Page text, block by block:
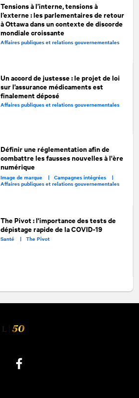
Tensions à l’interne, tensions à
l’externe : les parlementaires de retour
à Ottawa dans un contexte de discorde
mondiale croissante
Affaires publiques et relations gouvernementales
Un accord de justesse : le projet de loi
sur l’assurance médicaments est
finalement déposé
Affaires publiques et relations gouvernementales
Définir une réglementation afin de
combattre les fausses nouvelles à l'ère
numérique
Image de marque |Campagnes intégrées |
Affaires publiques et relations gouvernementales
The Pivot : l'importance des tests de
dépistage rapide de la COVID-19
Santé | The Pivot